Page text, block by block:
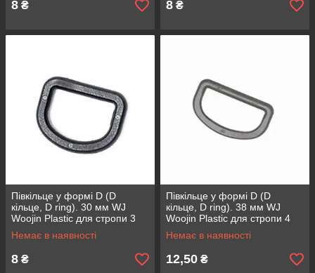
8 ₴ 8 ₴
Півкільце у формі D (D
кільце, D ring). 30 мм WJ
Woojin Plastic для стропи 3
см матеріал ацетали колір
чорний Тан
Немає в наявності
8 ₴
Півкільце у формі D (D
кільце, D ring). 38 мм WJ
Woojin Plastic для стропи 4
см матеріал ацетали колір
Хакі чорний
Немає в наявності
12,50 ₴